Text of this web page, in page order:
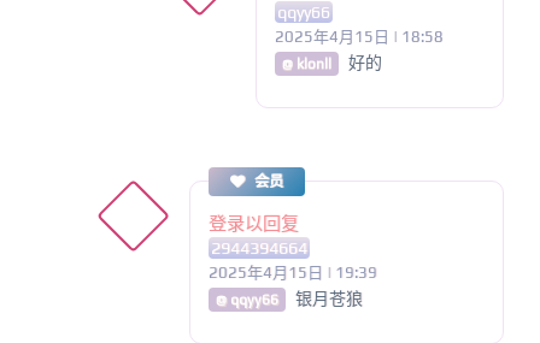
qqyy66
2025年4月15日 | 18:58
@ klonll 好的
会员
登录以回复
2944394664
2025年4月15日 | 19:39
@ qqyy66 银月苍狼